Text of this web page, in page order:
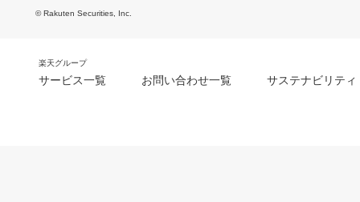
© Rakuten Securities, Inc.
楽天グループ
サービス一覧 お問い合わせ一覧 サステナビリティ